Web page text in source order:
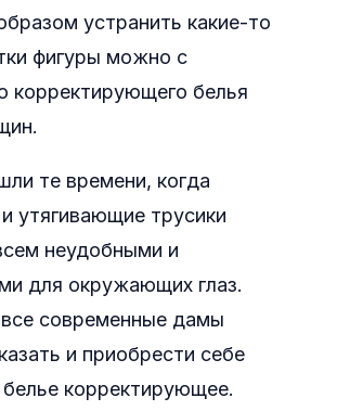
устранить какие-то
фигуры можно с
корректирующего белья
те времени, когда
утягивающие трусики
неудобными и
для окружающих глаз.
современные дамы
и приобрести себе
корректирующее.